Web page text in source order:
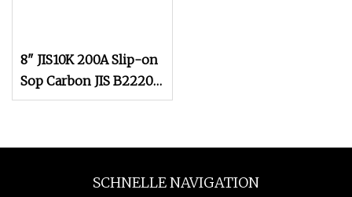
8" JIS10K 200A Slip-on
Sop Carbon JIS B2220
5K 10K 16K 20K
geschmiedeter
SCHNELLE NAVIGATION